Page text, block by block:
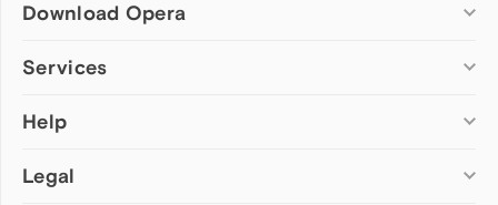
Download Opera
Computer browsers
Opera for Mac
Opera beta version
Services
Add-ons
Wallpapers
Help
Help & support
Legal